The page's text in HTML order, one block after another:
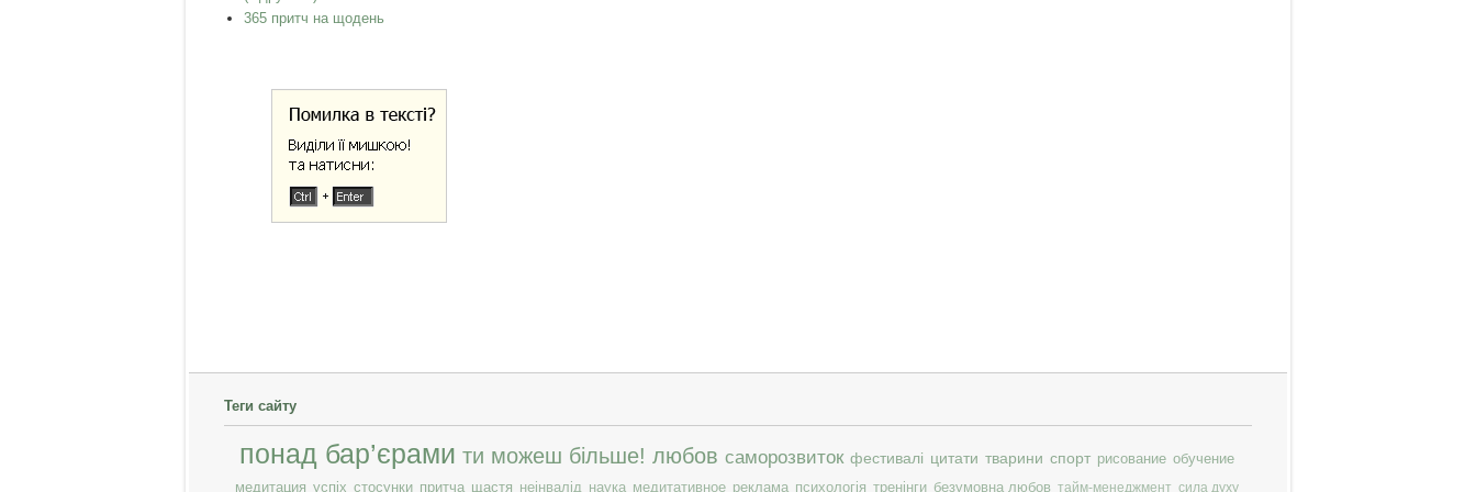
365 притч на щодень
Теги сайту
понад бар’єрами ти можеш більше! любов саморозвиток фестивалі цитати тварини спорт рисование обучение
медитация успіх стосунки притча щастя неінвалід наука медитативное реклама психологія тренінги безумовна любов тайм-менеджмент сила духу